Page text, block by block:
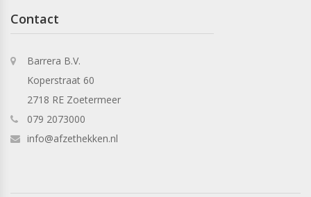
Contact
Barrera B.V.
Koperstraat 60
2718 RE Zoetermeer
079 2073000
info@afzethekken.nl